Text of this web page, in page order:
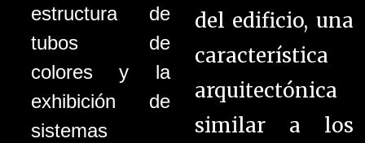
estructura de
tubos de
colores y la
exhibición de
sistemas
del edificio, una
característica
arquitectónica
similar a los